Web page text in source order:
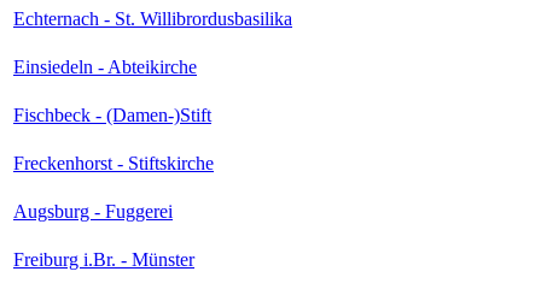
Echternach - St. Willibrordusbasilika
Einsiedeln - Abteikirche
Fischbeck - (Damen-)Stift
Freckenhorst - Stiftskirche
Augsburg - Fuggerei
Freiburg i.Br. - Münster